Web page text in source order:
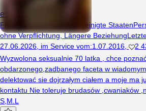
estea60
Frau, 70 Jahre, Ukiah, Vereinigte Staaten
ohne Verpflichtung,Längere Beziehung
27.06.2026 im Service vom:1.07.2016 2
Wyzwolona seksualnie 70 latka , chce
obdarzonego,zadbanego faceta w
delektować sie dojrzałym ciałem a moje ma
kontaktu Nie toleruje brudasów ,cwaniaków
S,M.L